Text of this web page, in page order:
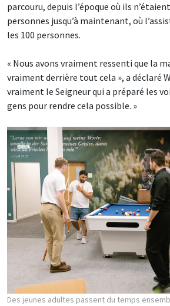
parcouru, depuis l’époque où ils
personnes jusqu’à maintenant, où
les 100 personnes.
« Nous avons vraiment ressenti que la
vraiment derrière tout cela », a déclaré
vraiment le Seigneur qui a préparé les
gens pour rendre cela possible. »
Des jeunes adultes passent du temps